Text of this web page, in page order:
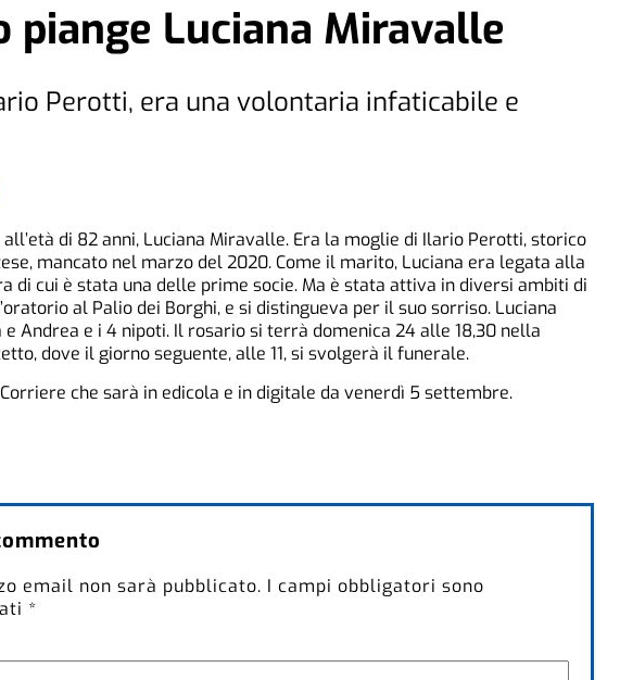
piange Luciana Miravalle
Perotti, era una volontaria infaticabile e
all’età di 82 anni, Luciana Miravalle. Era la moglie di Ilario Perotti, storico
mancato nel marzo del 2020. Come il marito, Luciana era legata alla
di cui è stata una delle prime socie. Ma è stata attiva in diversi ambiti di
al Palio dei Borghi, e si distingueva per il suo sorriso. Luciana
e Andrea e i 4 nipoti. Il rosario si terrà domenica 24 alle 18,30 nella
dove il giorno seguente, alle 11, si svolgerà il funerale.
che sarà in edicola e in digitale da venerdì 5 settembre.
email non sarà pubblicato. I campi obbligatori sono
*